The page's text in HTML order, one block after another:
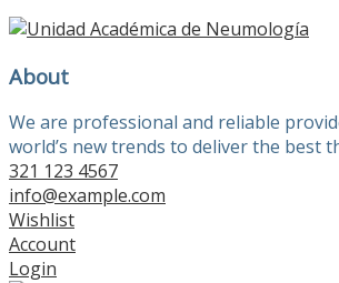
About
We are professional and reliable
world’s new trends to deliver the best
321 123 4567
info@example.com
Wishlist
Account
Login